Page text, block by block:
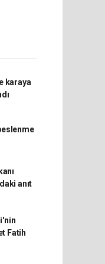
karaya
anıt
Fatih